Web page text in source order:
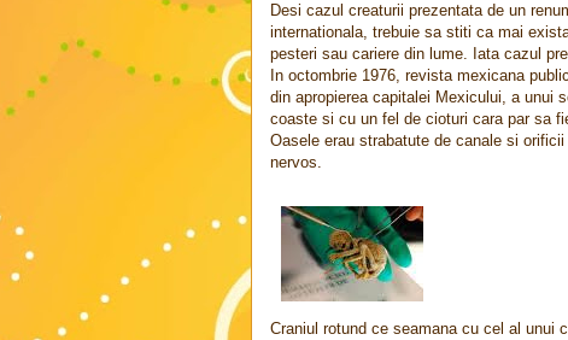
Desi cazul creaturii prezentata de un
internationala, trebuie sa stiti ca mai
pesteri sau cariere din lume. Iata cazul
In octombrie 1976, revista mexicana
din apropierea capitalei Mexicului, a unui
coaste si cu un fel de cioturi cara par sa
Oasele erau strabatute de canale si
nervos.
Craniul rotund ce seamana cu cel al unui